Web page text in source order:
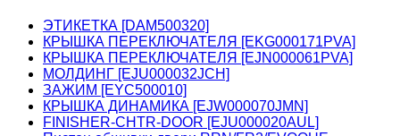
ЭТИКЕТКА [DAM500320]
КРЫШКА ПЕРЕКЛЮЧАТЕЛЯ [EKG000171PVA]
КРЫШКА ПЕРЕКЛЮЧАТЕЛЯ [EJN000061PVA]
МОЛДИНГ [EJU000032JCH]
ЗАЖИМ [EYC500010]
КРЫШКА ДИНАМИКА [EJW000070JMN]
FINISHER-CHTR-DOOR [EJU000020AUL]